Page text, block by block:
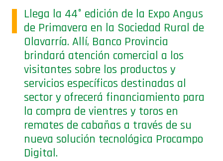
Llega la 44° edición de la Expo Angus
de Primavera en la Sociedad Rural de
Olavarría. Allí, Banco Provincia
brindará atención comercial a los
visitantes sobre los productos y
servicios específicos destinadas al
sector y ofrecerá financiamiento para
la compra de vientres y toros en
remates de cabañas a través de su
nueva solución tecnológica Procampo
Digital.